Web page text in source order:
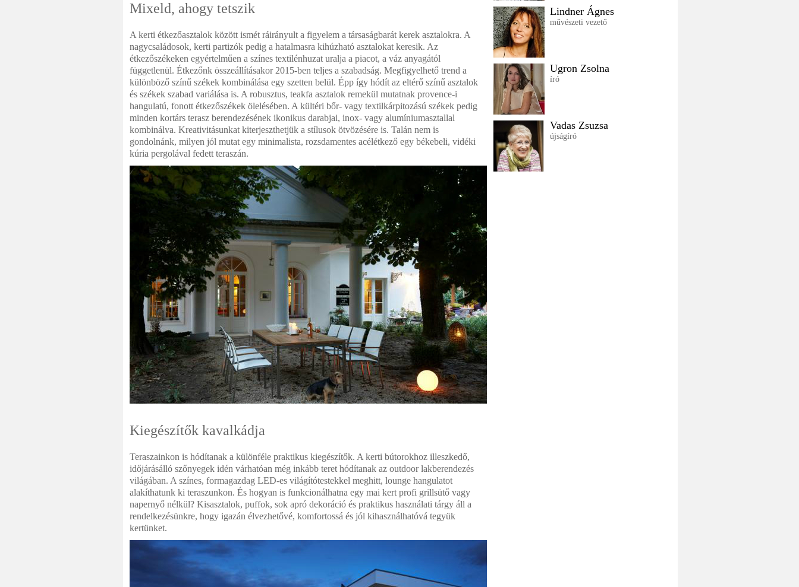
Mixeld, ahogy tetszik
A kerti étkezőasztalok között ismét ráirányult a figyelem a társaságbarát kerek asztalokra. A
nagycsaládosok, kerti partizók pedig a hatalmasra kihúzható asztalokat keresik. Az
étkezőszékeken egyértelműen a színes textilénhuzat uralja a piacot, a váz anyagától
függetlenül. Étkezőnk összeállításakor 2015-ben teljes a szabadság. Megfigyelhető trend a
különböző színű székek kombinálása egy szetten belül. Épp így hódít az eltérő színű asztalok
és székek szabad variálása is. A robusztus, teakfa asztalok remekül mutatnak provence-i
hangulatú, fonott étkezőszékek ölelésében. A kültéri bőr- vagy textilkárpitozású székek pedig
minden kortárs terasz berendezésének ikonikus darabjai, inox- vagy alumíniumasztallal
kombinálva. Kreativitásunkat kiterjeszthetjük a stílusok ötvözésére is. Talán nem is
gondolnánk, milyen jól mutat egy minimalista, rozsdamentes acélétkező egy békebeli, vidéki
kúria pergolával fedett teraszán.
Kiegészítők kavalkádja
Teraszainkon is hódítanak a különféle praktikus kiegészítők. A kerti bútorokhoz illeszkedő,
időjárásálló szőnyegek idén várhatóan még inkább teret hódítanak az outdoor lakberendezés
világában. A színes, formagazdag LED-es világítótestekkel meghitt, lounge hangulatot
alakíthatunk ki teraszunkon. És hogyan is funkcionálhatna egy mai kert profi grillsütő vagy
napernyő nélkül? Kisasztalok, puffok, sok apró dekoráció és praktikus használati tárgy áll a
rendelkezésünkre, hogy igazán élvezhetővé, komfortossá és jól kihasználhatóvá tegyük
kertünket.
Lindner Ágnes
művészeti vezető
Ugron Zsolna
író
Vadas Zsuzsa
újságíró